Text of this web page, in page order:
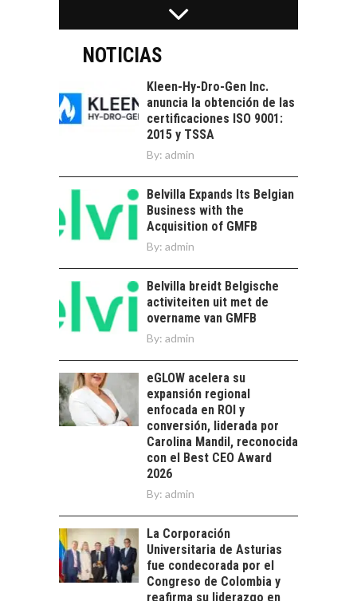
Atacama: Motor
Estratégico para el
LA INDUSTRIA
MINERA CHILENA
FRENTE AL DESAFÍO
SOSTENIBILIDAD
Minería chilena: un
pilar estratégico ante
el reto ineludible de…
CAPITAL DE RIESGO
EN CHILE:
OPORTUNIDADES
PARA STARTUPS Y
NUEVOS NEGOCIOS
Capital de riesgo en
Chile: motor de
innovación para
startups…
LA
TRANSFORMACIÓN
DE LOS RECURSOS
HUMANOS EN LAS
EMPRESAS
CHILENAS
La transformación
estratégica de los
recursos humanos en
las empresas…
FINANCIAMIENTO
PARA PYMES EN
CHILE:
ALTERNATIVAS MÁS
ALLÁ DEL CRÉDITO
BANCARIO
pymes en Chile:
alternativas que
trascienden el
crédito…
EL CRECIMIENTO DE
LOS SERVICIOS
DIGITALES
EXPORTADOS DESDE
NOTICIAS
Kleen-Hy-Dro-Gen Inc.
anuncia la obtención de las
certificaciones ISO 9001:
2015 y TSSA
By: admin
Belvilla Expands Its Belgian
Business with the
Acquisition of GMFB
By: admin
Belvilla breidt Belgische
activiteiten uit met de
overname van GMFB
By: admin
eGLOW acelera su
expansión regional
enfocada en ROI y
conversión, liderada por
Carolina Mandil, reconocida
con el Best CEO Award
2026
By: admin
La Corporación
Universitaria de Asturias
fue condecorada por el
Congreso de Colombia y
reafirma su liderazgo en